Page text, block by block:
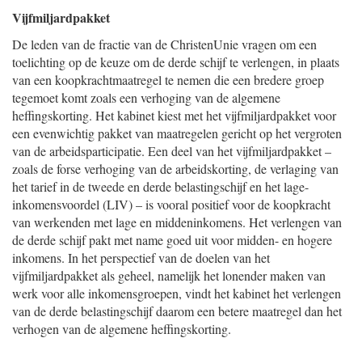
Vijfmiljardpakket
De leden van de fractie van de ChristenUnie vragen om een
toelichting op de keuze om de derde schijf te verlengen, in plaats
van een koopkrachtmaatregel te nemen die een bredere groep
tegemoet komt zoals een verhoging van de algemene
heffingskorting. Het kabinet kiest met het vijfmiljardpakket voor
een evenwichtig pakket van maatregelen gericht op het vergroten
van de arbeidsparticipatie. Een deel van het vijfmiljardpakket –
zoals de forse verhoging van de arbeidskorting, de verlaging van
het tarief in de tweede en derde belastingschijf en het lage-
inkomensvoordel (LIV) – is vooral positief voor de koopkracht
van werkenden met lage en middeninkomens. Het verlengen van
de derde schijf pakt met name goed uit voor midden- en hogere
inkomens. In het perspectief van de doelen van het
vijfmiljardpakket als geheel, namelijk het lonender maken van
werk voor alle inkomensgroepen, vindt het kabinet het verlengen
van de derde belastingschijf daarom een betere maatregel dan het
verhogen van de algemene heffingskorting.